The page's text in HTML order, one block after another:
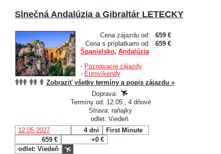
Slnečná Andalúzia a Gibraltár LETECKY
Cena zájazdu od:
659 €
Cena s príplatkami od:
659 €
Španielsko, Andalúzia
- Poznávacie zájazdy
- Eurovíkendy
Zobraziť všetky termíny a popis zájazdu »
Doprava:
Termíny od: 12.05., 4 dňové
Strava: raňajky
odlet: Viedeň
12.05.2027
4 dni
First Minute
659 €
+0 €
odlet: Viedeň